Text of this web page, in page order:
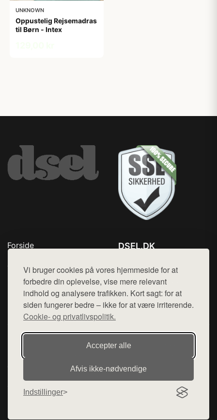
Vi bruger cookies på vores hjemmeside for at
forbedre din oplevelse, vise mere relevant
indhold og analysere trafikken. Kort sagt: for at
siden fungerer bedre – ikke for at være irriterende.
Cookie- og privatlivspolitik.
Accepter alle
Afvis ikke‑nødvendige
Indstillinger
UNKNOWN
Oppustelig Rejsemadras
til Børn - Intex
Forside
Top Rabatter
Blog
Kontakt
DSEL.DK
Mail: hej@want.dk
Cookie- og privatlivspolitik
Denne side er en del af want.dk, der udgiver en række
hjemmesider med præsentation af forskellige produkter fra
diverse webshops. Der sælges ikke varer fra denne side - vi
henviser til de shops, som sælger varen. Vi har heller ikke
varerne på lager.